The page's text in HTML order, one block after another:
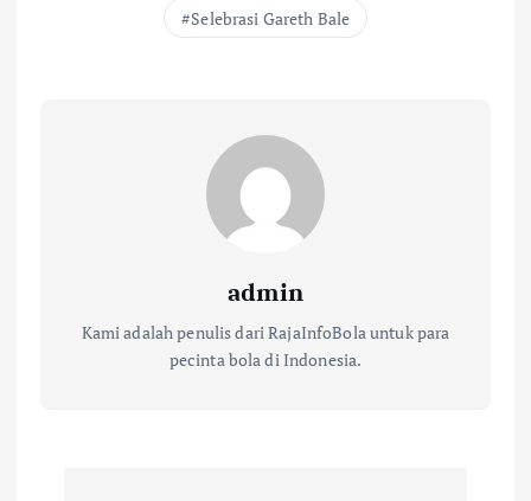
Selebrasi Gareth Bale
admin
Kami adalah penulis dari RajaInfoBola untuk para
pecinta bola di Indonesia.